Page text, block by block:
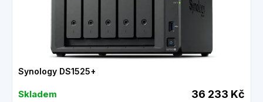
Synology DS1525+
Skladem 36 233 Kč